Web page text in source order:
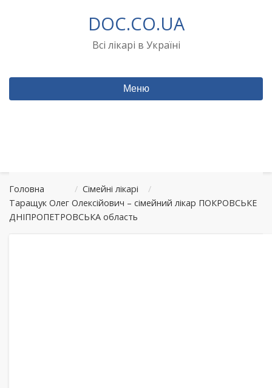
DOC.CO.UA
Всі лікарі в Україні
Меню
Головна / Сімейні лікарі
/
Таращук Олег Олексійович – сімейний лікар ПОКРОВСЬКЕ
ДНІПРОПЕТРОВСЬКА область